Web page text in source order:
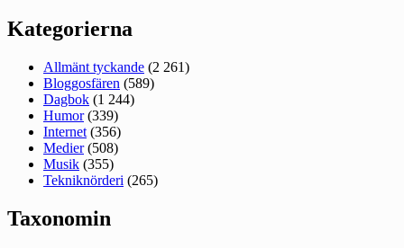
Kategorierna
Allmänt tyckande (2 261)
Bloggosfären (589)
Dagbok (1 244)
Humor(339)
Internet (356)
Medier(508)
Musik (355)
Tekniknörderi (265)
Taxonomin